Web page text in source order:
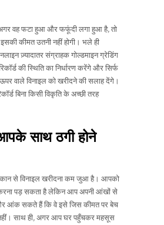
वह फटा हुआ और फफूंदी लगा हुआ है, तो
कीमत उतनी नहीं होगी। भले ही
ज़्यादातर संग्राहक गोल्डमाइन ग्रेडिंग
की स्थिति का निर्धारण करेंगे और सिर्फ
वाले विनाइल को खरीदने की सलाह देंगे।
बिना किसी विकृति के अच्छी तरह
साथ ठगी होने
दुकान से विनाइल खरीदना कम जुआ है। आपको
करना पड़ सकता है लेकिन आप अपनी आंखों से
आंक सकते हैं कि वे इसे जिस कीमत पर बेच
साथ ही, अगर आप घर पहुँचकर महसूस